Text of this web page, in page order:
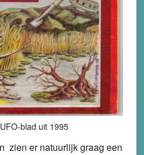
blad uit 1995
zien er natuurlijk graag een